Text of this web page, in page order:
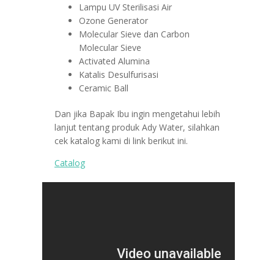
Lampu UV Sterilisasi Air
Ozone Generator
Molecular Sieve dan Carbon
Molecular Sieve
Activated Alumina
Katalis Desulfurisasi
Ceramic Ball
Dan jika Bapak Ibu ingin mengetahui lebih
lanjut tentang produk Ady Water, silahkan
cek katalog kami di link berikut ini.
Catalog